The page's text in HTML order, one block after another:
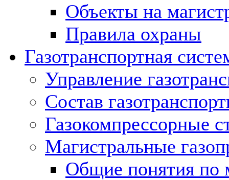
Объекты на
Правила охраны
Газотранспортная
Управление
Состав
Газокомпрессорные
Магистральные
Общие понятия по